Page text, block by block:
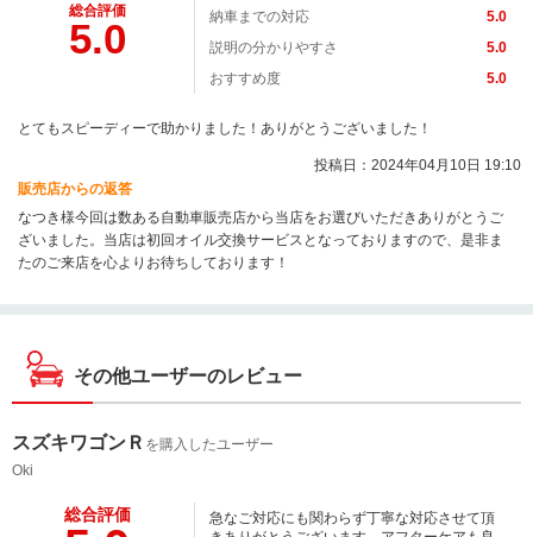
総合評価
5.0
納車までの対応
5.0
説明の分かりやすさ
5.0
おすすめ度
5.0
とてもスピーディーで助かりました！ありがとうございました！
投稿日：2024年04月10日 19:10
販売店からの返答
なつき様今回は数ある自動車販売店から当店をお選びいただきありがとうご
ざいました。当店は初回オイル交換サービスとなっておりますので、是非ま
たのご来店を心よりお待ちしております！
その他ユーザーのレビュー
スズキワゴンＲ を購入したユーザー
Oki
総合評価
急なご対応にも関わらず丁寧な対応させて頂